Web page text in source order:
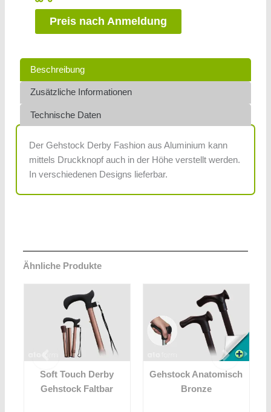
Preis nach Anmeldung
Beschreibung
Zusätzliche Informationen
Technische Daten
Der Gehstock Derby Fashion aus Aluminium kann
mittels Druckknopf auch in der Höhe verstellt werden.
In verschiedenen Designs lieferbar.
Ähnliche Produkte
Soft Touch Derby
Gehstock Faltbar
Gehstock Anatomisch
Bronze